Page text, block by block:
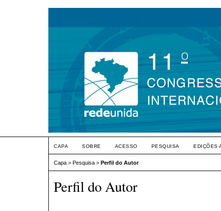
CAPA SOBRE ACESSO PESQUISA EDIÇÕES
Capa > Pesquisa > Perfil do Autor
Perfil do Autor